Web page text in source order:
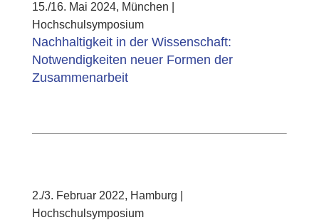
15./16. Mai 2024, München |
Hochschulsymposium
Nachhaltigkeit in der Wissenschaft:
Notwendigkeiten neuer Formen der
Zusammenarbeit
2./3. Februar 2022, Hamburg |
Hochschulsymposium